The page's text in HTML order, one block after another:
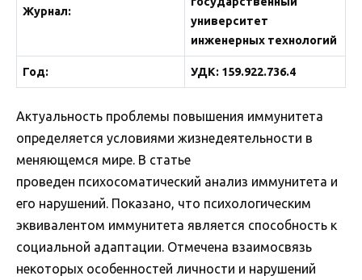
Журнал:
университет
инженерных технологий
Год: УДК: 159.922.736.4
Актуальность проблемы повышения иммунитета
определяется условиями жизнедеятельности в
меняющемся мире. В статье
проведен психосоматический анализ иммунитета и
его нарушений. Показано, что психологическим
эквивалентом иммунитета является способность к
социальной адаптации. Отмечена взаимосвязь
некоторых особенностей личности и нарушений